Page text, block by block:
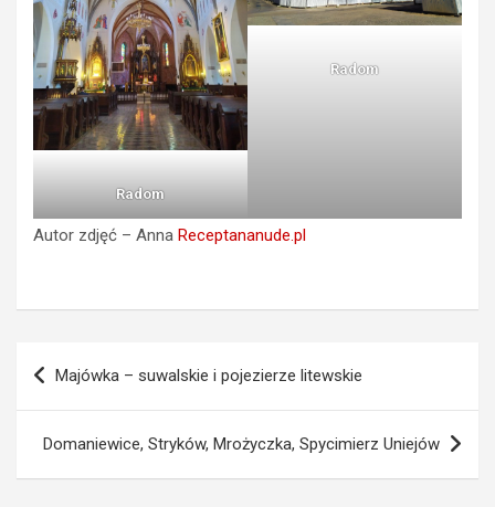
Radom
Radom
Autor zdjęć – Anna Receptananude.pl
Nawigacja
wpisu
Majówka – suwalskie i pojezierze litewskie
Domaniewice, Stryków, Mrożyczka, Spycimierz Uniejów